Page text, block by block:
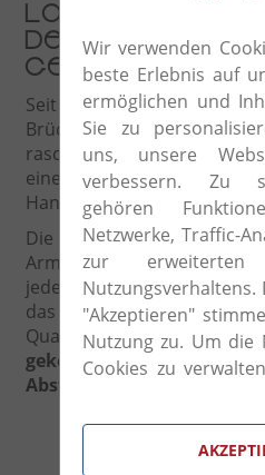
Langjährige
der
gepolsterter
Seit der Gründung im Jahr
Brüder, führten stetige
raschen Wachstum des
eine Wandlung von einem
Handwerksgeschäft zu
Die Mission des
Armsessel zu kreieren,
jedermanns Reichweite ist.
das Ergebnis von
Qualitätshandarbeit. Von
gekonnte Balance der
Abstimmungen.
Wir verwenden
beste Erlebnis auf
ermöglichen und
Sie zu
uns, unsere
verbessern. Zu
gehören
Netzwerke, Traffic-
zur
Nutzungsverhaltens.
"Akzeptieren"
Nutzung zu. Um die
Cookies zu